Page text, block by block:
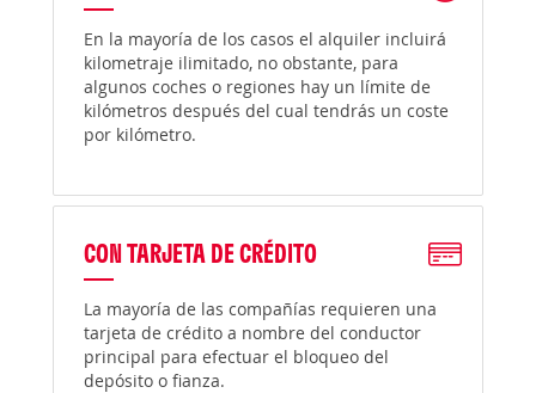
En la mayoría de los casos el alquiler incluirá
kilometraje ilimitado, no obstante, para
algunos coches o regiones hay un límite de
kilómetros después del cual tendrás un coste
por kilómetro.
CON TARJETA DE CRÉDITO
La mayoría de las compañías requieren una
tarjeta de crédito a nombre del conductor
principal para efectuar el bloqueo del
depósito o fianza.